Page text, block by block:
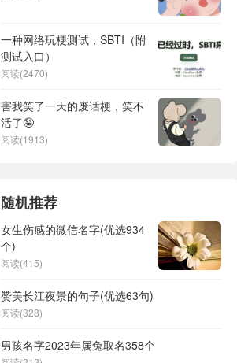
一种网络玩梗测试，SBTI（附
测试入口）
阅读(2470)
害我笑了一天的废话梗，笑不
活了🤪
阅读(1913)
随机推荐
女生伤感的微信名字(优选934
个)
阅读(415)
赞美长江夜景的句子(优选63句)
阅读(328)
男孩名字2023年属兔取名358个